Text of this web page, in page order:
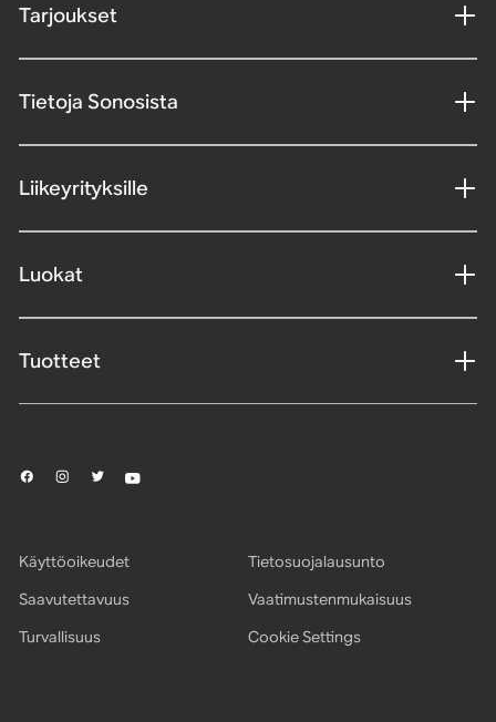
Tarjoukset
Tietoja Sonosista
Liikeyrityksille
Luokat
Tuotteet
Käyttöoikeudet
Tietosuojalausunto
Saavutettavuus
Vaatimustenmukaisuus
Turvallisuus
Cookie Settings